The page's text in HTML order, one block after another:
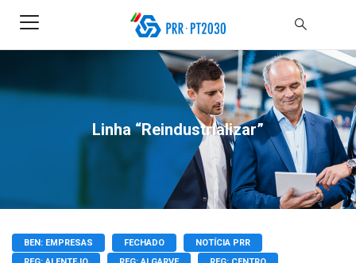
Linha “Reindustrializar”
BEN: EMPRESAS FECHADO
NOTÍCIA PRR